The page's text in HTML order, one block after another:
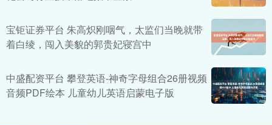
宝钜证券平台 朱高炽刚咽气，太监们当晚就带
着白绫，闯入美貌的郭贵妃寝宫中
中盛配资平台 攀登英语-神奇字母组合26册视频
音频PDF绘本 儿童幼儿英语启蒙电子版